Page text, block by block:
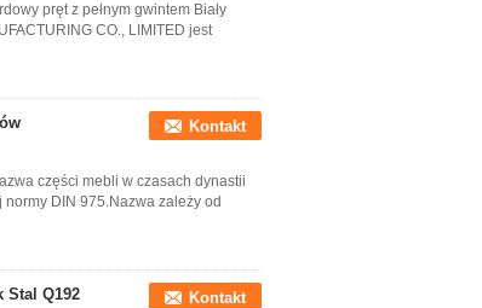
pręt z pełnym gwintem Biały
CO., LIMITED jest
Kontakt
części mebli w czasach dynastii
DIN 975.Nazwa zależy od
Stal Q192
Kontakt